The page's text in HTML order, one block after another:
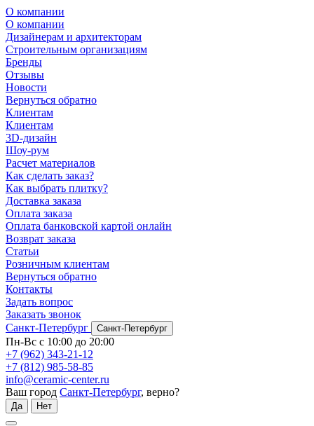
О компании
О компании
Дизайнерам и архитекторам
Строительным организациям
Бренды
Отзывы
Новости
Вернуться обратно
Клиентам
Клиентам
3D-дизайн
Шоу-рум
Расчет материалов
Как сделать заказ?
Как выбрать плитку?
Доставка заказа
Оплата заказа
Оплата банковской картой онлайн
Возврат заказа
Статьи
Розничным клиентам
Вернуться обратно
Контакты
Задать вопрос
Заказать звонок
Санкт-Петербург
Санкт-Петербург
Пн-Вс с 10:00 до 20:00
+7 (962) 343-21-12
+7 (812) 985-58-85
info@ceramic-center.ru
Ваш город Санкт-Петербург, верно?
Да Нет